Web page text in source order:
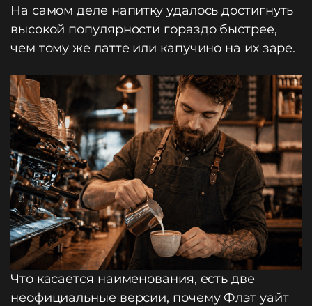
На самом деле напитку удалось достигнуть
высокой популярности гораздо быстрее,
чем тому же латте или капучино на их заре.
Что касается наименования, есть две
неофициальные версии, почему Флэт уайт